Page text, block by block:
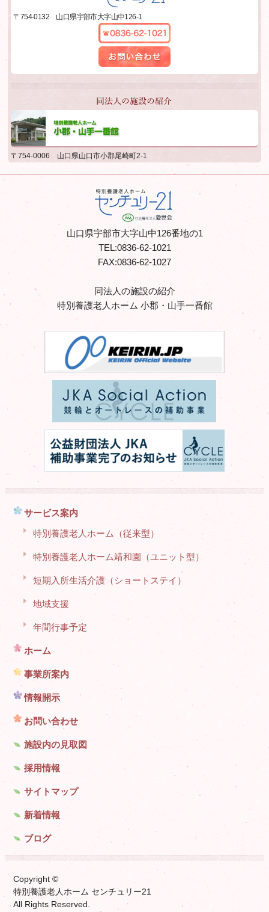
特別養護老人ホーム
センチュリー21
〒754-0132 山口県宇部市大字山中126-1
0836-62-1021
お問い合わせ
同法人の施設の紹介
特別養護老人ホーム 小郡・山手一番館
〒754-0006 山口県山口市小郡尾崎町2-1
特別養護老人ホーム
センチュリー21 - 社
会福祉法人愛世会
山口県宇部市大字山中126番地の1
TEL:0836-62-1021
FAX:0836-62-1027
同法人の施設の紹介
特別養護老人ホーム 小郡・山手一番館
サービス案内
特別養護老人ホーム（従来型）
特別養護老人ホーム靖和園（ユニット型）
短期入所生活介護（ショートステイ）
地域支援
年間行事予定
ホーム
事業所案内
情報開示
お問い合わせ
施設内の見取図
採用情報
サイトマップ
新着情報
ブログ
Copyright ©
特別養護老人ホーム センチュリー21
All Rights Reserved.